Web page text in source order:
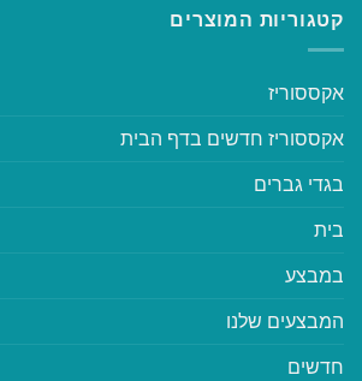
קטגוריות המוצרים
אקססוריז
אקססוריז חדשים בדף הבית
בגדי גברים
בית
במבצע
המבצעים שלנו
חדשים